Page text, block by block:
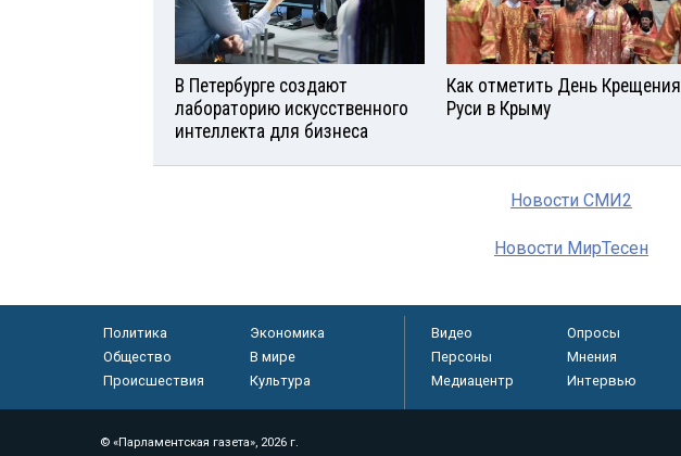
В Петербурге создают
лабораторию искусственного
интеллекта для бизнеса
Как отметить День Крещения
Руси в Крыму
Новости СМИ2
Новости МирТесен
Политика
Экономика
Общество
В мире
Происшествия
Культура
Видео Опросы
Персоны
Мнения
Медиацентр
Интервью
© «Парламентская газета», 2026 г.